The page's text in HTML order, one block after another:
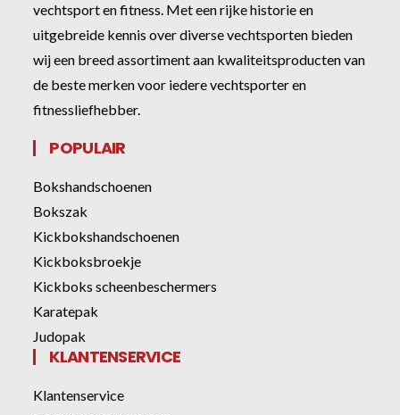
vechtsport en fitness. Met een rijke historie en
uitgebreide kennis over diverse vechtsporten bieden
wij een breed assortiment aan kwaliteitsproducten van
de beste merken voor iedere vechtsporter en
fitnessliefhebber.
POPULAIR
Bokshandschoenen
Bokszak
Kickbokshandschoenen
Kickboksbroekje
Kickboks scheenbeschermers
Karatepak
Judopak
KLANTENSERVICE
Klantenservice